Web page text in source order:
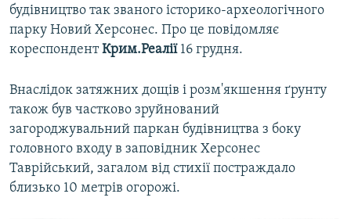
будівництво так званого історико-археологічного
парку Новий Херсонес. Про це повідомляє
кореспондентКрим.Реалії16 грудня.
Внаслідок затяжних дощів і розм'якшення ґрунту
також був частково зруйнований
загороджувальний паркан будівництва з боку
головного входу в заповідник Херсонес
Таврійський, загалом від стихії постраждало
близько 10 метрів огорожі.